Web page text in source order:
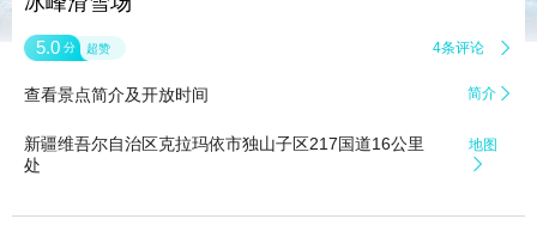
5.0 分 超赞 4条评论 
查看景点简介及开放时间 简介 
新疆维吾尔自治区克拉玛依市独山子区217国道16公里
处
地图
